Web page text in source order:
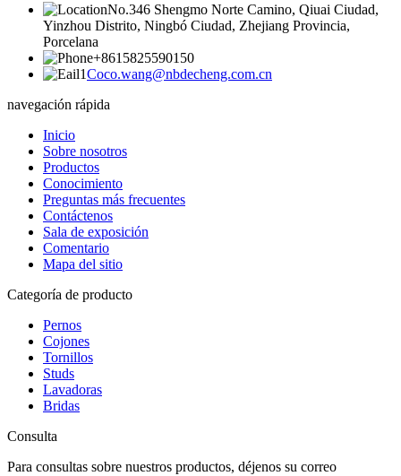
No.346 Shengmo Norte Camino, Qiuai Ciudad,
Yinzhou Distrito, Ningbó Ciudad, Zhejiang Provincia,
Porcelana
+8615825590150
Coco.wang@nbdecheng.com.cn
navegación rápida
Inicio
Sobre nosotros
Productos
Conocimiento
Preguntas más frecuentes
Contáctenos
Sala de exposición
Comentario
Mapa del sitio
Categoría de producto
Pernos
Cojones
Tornillos
Studs
Lavadoras
Bridas
Consulta
Para consultas sobre nuestros productos, déjenos su correo